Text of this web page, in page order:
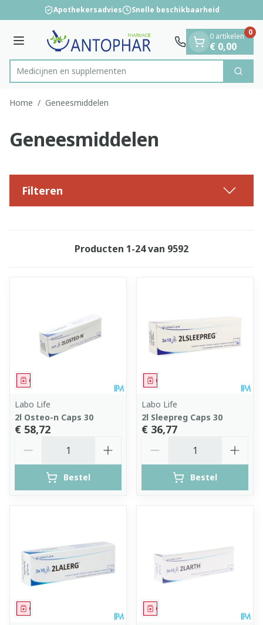
Ga naar de inhoud
1 van 1 Apothekersadvies Snelle beschikbaarheid
Menu
Product, merk, categorie...
Medicijnen Zoek
0 artikelen
€ 0,00
0
Home / Geneesmiddelen
Geneesmiddelen
Filteren
Producten 1-24van 9592
Geneesmiddel
Labo Life
2l Osteo-n Caps 30
€ 58,72
Bestel
Geneesmiddel
Labo Life
2l Sleepreg Caps 30
€ 36,77
Bestel
Geneesmiddel Geneesmiddel